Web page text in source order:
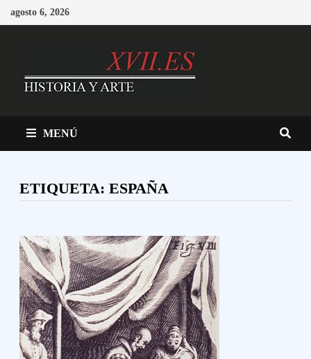
Saltar
al
agosto 6, 2026
MENÚ
ETIQUETA:ESPAÑA